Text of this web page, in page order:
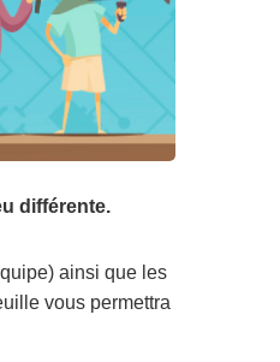
différente.
ainsi que les
vous permettra